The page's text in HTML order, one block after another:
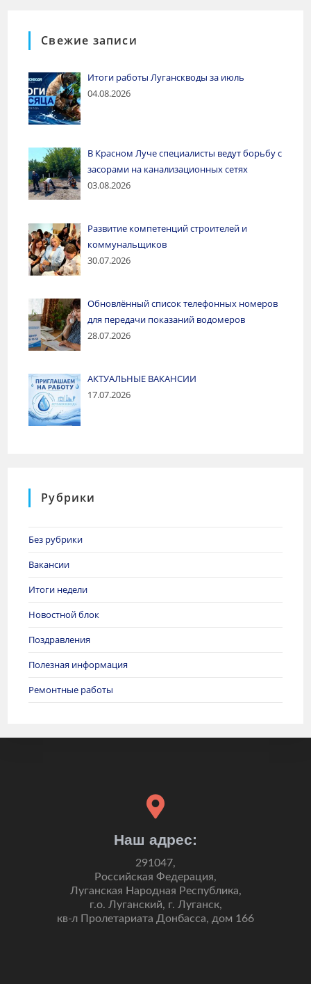
Свежие записи
Итоги работы Луганскводы за июль
04.08.2026
В Красном Луче специалисты ведут борьбу с
засорами на канализационных сетях
03.08.2026
Развитие компетенций строителей и
коммунальщиков
30.07.2026
Обновлённый список телефонных номеров
для передачи показаний водомеров
28.07.2026
АКТУАЛЬНЫЕ ВАКАНСИИ
17.07.2026
Рубрики
Без рубрики
Вакансии
Итоги недели
Новостной блок
Поздравления
Полезная информация
Ремонтные работы
Наш адрес:
291047,
Российская Федерация,
Луганская Народная Республика,
г.о. Луганский, г. Луганск,
кв-л Пролетариата Донбасса, дом 166